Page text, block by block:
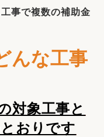
事で複数の補助金
んな工事
対象工事と
おりです